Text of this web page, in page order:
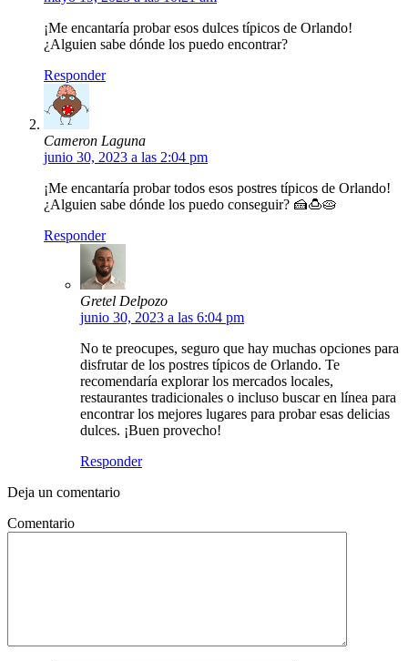
¡Me encantaría probar esos dulces típicos de Orlando!
¿Alguien sabe dónde los puedo encontrar?
Responder
Cameron Laguna
junio 30, 2023 a las 2:04 pm
¡Me encantaría probar todos esos postres típicos de Orlando!
¿Alguien sabe dónde los puedo conseguir? 🍰🍮🥧
Responder
Gretel Delpozo
junio 30, 2023 a las 6:04 pm
No te preocupes, seguro que hay muchas opciones para
disfrutar de los postres típicos de Orlando. Te
recomendaría explorar los mercados locales,
restaurantes tradicionales o incluso buscar en línea para
encontrar los mejores lugares para probar esas delicias
dulces. ¡Buen provecho!
Responder
Deja un comentario
Comentario